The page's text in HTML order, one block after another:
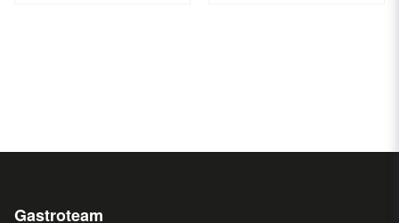
Gastroteam